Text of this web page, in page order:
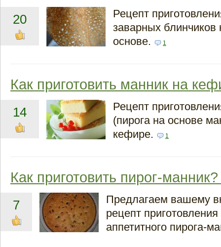
20
Рецепт
заварных
основе.
1
Как приготовить манник на
14
Рецепт
(пирога на основе
кефире.
1
Как приготовить пирог-
7
Предлагаем вашему
рецепт
аппетитного пирога-